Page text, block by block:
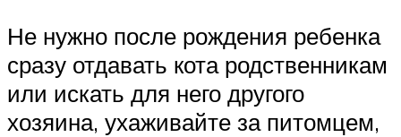
Не нужно после рождения ребенка
сразу отдавать кота родственникам
или искать для него другого
хозяина, ухаживайте за питомцем,